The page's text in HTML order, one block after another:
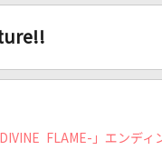
FLAME-」エンディ